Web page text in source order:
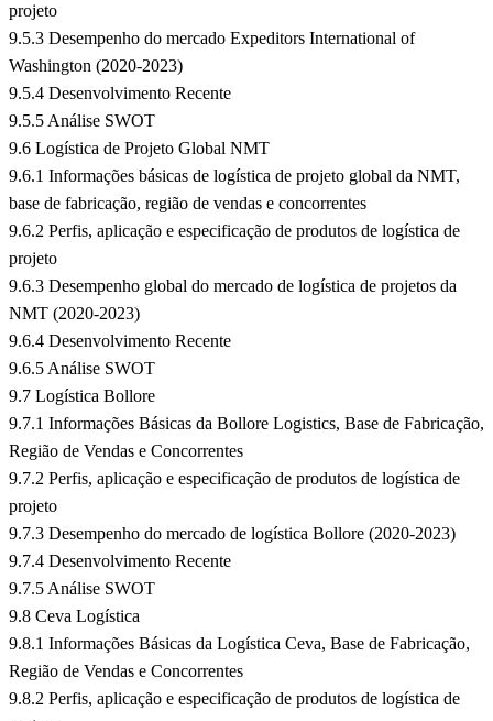
projeto
9.5.3 Desempenho do mercado Expeditors International of
Washington (2020-2023)
9.5.4 Desenvolvimento Recente
9.5.5 Análise SWOT
9.6 Logística de Projeto Global NMT
9.6.1 Informações básicas de logística de projeto global da NMT,
base de fabricação, região de vendas e concorrentes
9.6.2 Perfis, aplicação e especificação de produtos de logística de
projeto
9.6.3 Desempenho global do mercado de logística de projetos da
NMT (2020-2023)
9.6.4 Desenvolvimento Recente
9.6.5 Análise SWOT
9.7 Logística Bollore
9.7.1 Informações Básicas da Bollore Logistics, Base de Fabricação,
Região de Vendas e Concorrentes
9.7.2 Perfis, aplicação e especificação de produtos de logística de
projeto
9.7.3 Desempenho do mercado de logística Bollore (2020-2023)
9.7.4 Desenvolvimento Recente
9.7.5 Análise SWOT
9.8 Ceva Logística
9.8.1 Informações Básicas da Logística Ceva, Base de Fabricação,
Região de Vendas e Concorrentes
9.8.2 Perfis, aplicação e especificação de produtos de logística de